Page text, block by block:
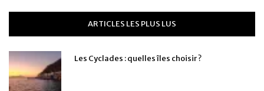
ARTICLES LES PLUS LUS
Les Cyclades : quelles îles choisir ?